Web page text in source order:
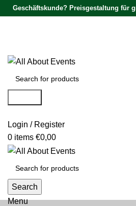
Geschäftskunde? Preisgestaltung für
Login / Register
0 items €0,00
Search
Menu